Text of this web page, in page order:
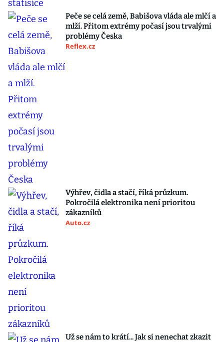
Peče se celá země, Babišova vláda ale mlčí a
mlží. Přitom extrémy počasí jsou trvalými
problémy Česka
Reflex.cz
Výhřev, čidla a stačí, říká průzkum.
Pokročilá elektronika není prioritou
zákazníků
Auto.cz
Už se nám to krátí... Jak si nenechat zkazit